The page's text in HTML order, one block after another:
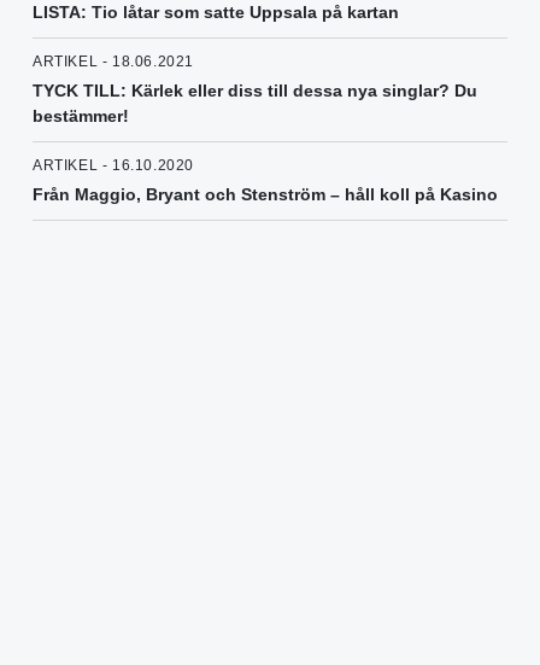
LISTA: Tio låtar som satte Uppsala på kartan
ARTIKEL - 18.06.2021
TYCK TILL: Kärlek eller diss till dessa nya singlar? Du
bestämmer!
ARTIKEL - 16.10.2020
Från Maggio, Bryant och Stenström – håll koll på Kasino